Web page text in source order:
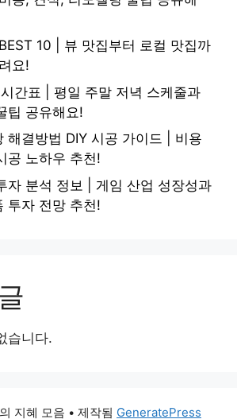
10 | 뷰 맛집부터 로컬 맛집까
요!
간표 | 평일 주말 저녁 스케줄과
팁 공유해요!
해결방법 DIY 시공 가이드 | 비용
공 노하우 추천!
자 분석 정보 | 게임 산업 성장성과
투자 전망 추천!
습니다.
지혜 모음 • 제작됨 GeneratePress